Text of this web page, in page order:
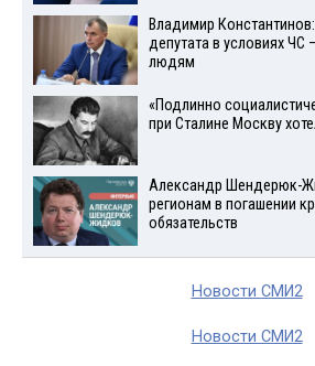
Владимир
депутата в условиях ЧС
людям
«Подлинно
при Сталине Москву
Александр Шендерюк-
регионам в погашении
обязательств
Новости СМИ2
Новости СМИ2